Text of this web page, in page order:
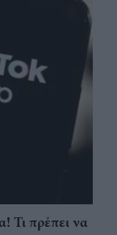
Τι πρέπει να